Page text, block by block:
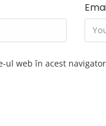
ul web în acest